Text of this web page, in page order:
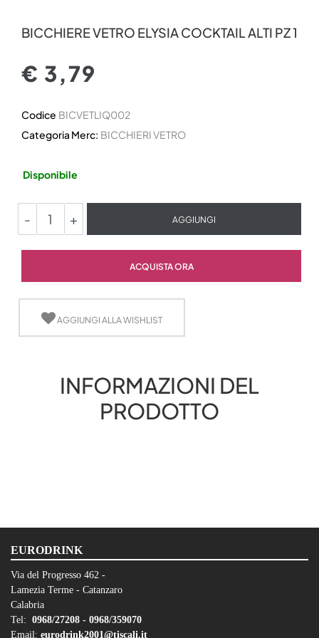
BICCHIERE VETRO ELYSIA COCKTAIL ALTI PZ 1
€ 3,79
Codice BICVETLIQ002
Categoria Merc: BICCHIERI VETRO
Disponibile
AGGIUNGI
ACQUISTA ORA
AGGIUNGI ALLA WISHLIST
INFORMAZIONI DEL
PRODOTTO
EURODRINK
Via del Progresso 462 -
Lamezia Terme - Catanzaro
Calabria
Tel: 0968/27208 - 0968/359070
Email: eurodrink2001@tiscali.it